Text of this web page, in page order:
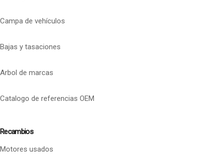
Campa de vehículos
Bajas y tasaciones
Arbol de marcas
Catalogo de referencias OEM
Recambios
Motores usados